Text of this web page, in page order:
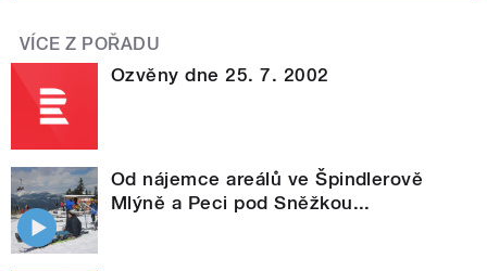
VÍCE Z POŘADU
Ozvěny dne 25. 7. 2002
Od nájemce areálů ve Špindlerově
Mlýně a Peci pod Sněžkou...